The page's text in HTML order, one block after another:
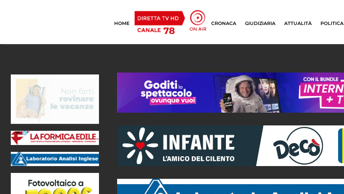
HOME CRONACA GIUDIZIARIA ATTUALITÀ POLITICA